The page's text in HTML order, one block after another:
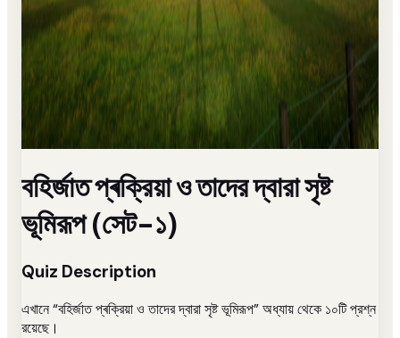
বহির্জাত প্ৰক্রিয়া ও তাদের দ্বারা সৃষ্ট
ভূমিরূপ (সেট-১)
Quiz Description
এখানে “বহির্জাত প্ৰক্রিয়া ও তাদের দ্বারা সৃষ্ট ভূমিরূপ” অধ্যায় থেকে ১০টি প্রশ্ন
রয়েছে।